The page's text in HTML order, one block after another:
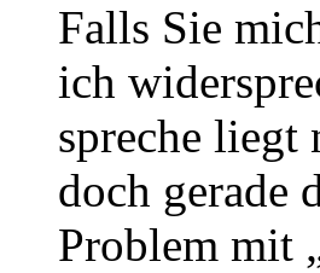
Falls Sie
ich
spreche liegt
doch gerade
Problem mit